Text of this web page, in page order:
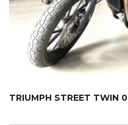
TRIUMPH STREET TWIN 0